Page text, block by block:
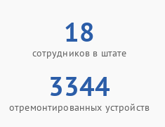
18
сотрудников в штате
3344
отремонтированных устройств